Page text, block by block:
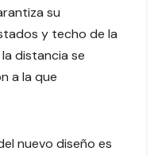
su
y techo de la
distancia se
a la que
nuevo diseño es